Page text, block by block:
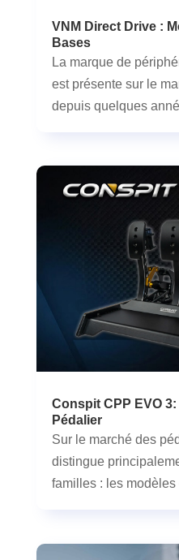
VNM Direct Drive :
Bases
La marque de
est présente sur le
depuis quelques
Conspit CPP EVO
Pédalier
Sur le marché des
distingue
familles : les modèles